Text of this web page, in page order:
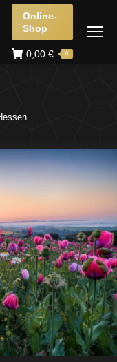
Online-
Shop
0,00 € 0